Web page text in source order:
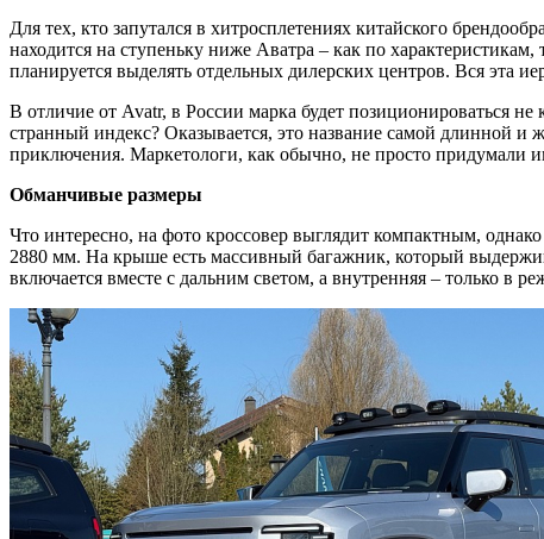
Для тех, кто запутался в хитросплетениях китайского
находится на ступеньку ниже Аватра – как по
планируется выделять отдельных дилерских центров. Вся эта
В отличие от Avatr, в России марка будет позиционироваться
странный индекс? Оказывается, это название самой длинной
приключения. Маркетологи, как обычно, не просто
Обманчивые размеры
Что интересно, на фото кроссовер выглядит компактным,
2880 мм. На крыше есть массивный багажник, который
включается вместе с дальним светом, а внутренняя – только в